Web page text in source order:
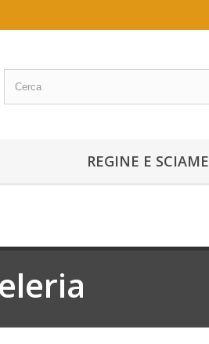
REGINE E SCIAME